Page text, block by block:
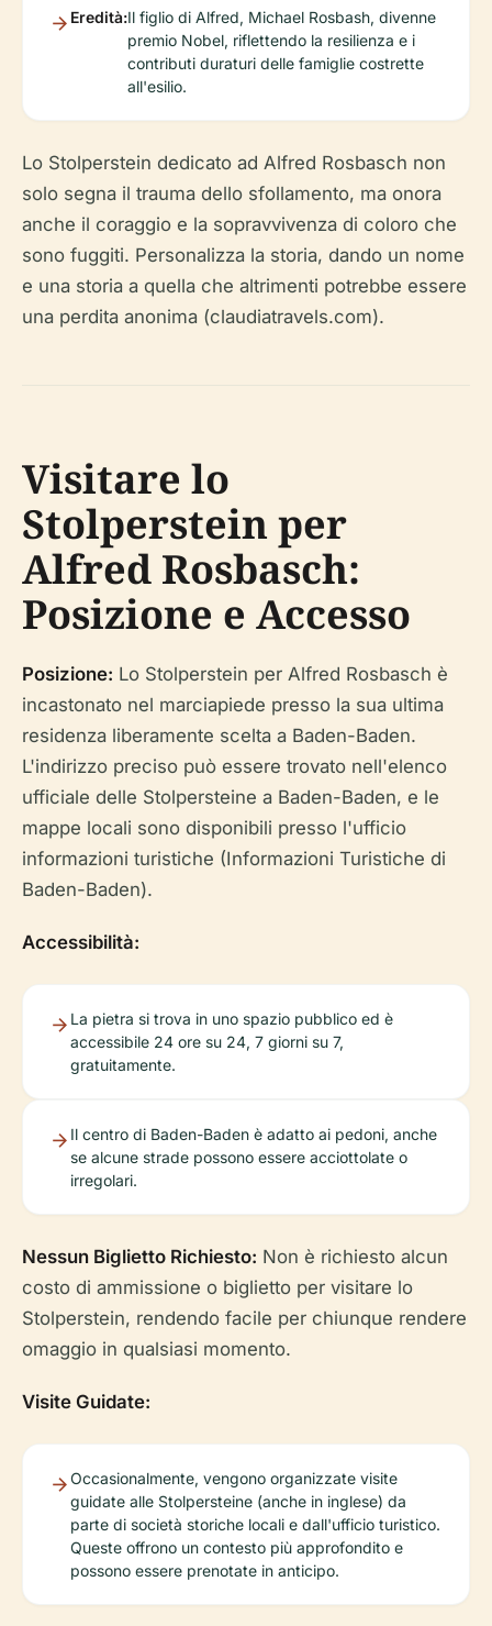
Eredità:Il figlio di Alfred, Michael Rosbash, divenne
premio Nobel, riflettendo la resilienza e i
contributi duraturi delle famiglie costrette
all'esilio.
Lo Stolperstein dedicato ad Alfred Rosbasch non
solo segna il trauma dello sfollamento, ma onora
anche il coraggio e la sopravvivenza di coloro che
sono fuggiti. Personalizza la storia, dando un nome
e una storia a quella che altrimenti potrebbe essere
una perdita anonima (claudiatravels.com).
Visitare lo
Stolperstein per
Alfred Rosbasch:
Posizione e Accesso
Posizione: Lo Stolperstein per Alfred Rosbasch è
incastonato nel marciapiede presso la sua ultima
residenza liberamente scelta a Baden-Baden.
L'indirizzo preciso può essere trovato nell'elenco
ufficiale delle Stolpersteine a Baden-Baden, e le
mappe locali sono disponibili presso l'ufficio
informazioni turistiche (Informazioni Turistiche di
Baden-Baden).
Accessibilità:
La pietra si trova in uno spazio pubblico ed è
accessibile 24 ore su 24, 7 giorni su 7,
gratuitamente.
Il centro di Baden-Baden è adatto ai pedoni, anche
se alcune strade possono essere acciottolate o
irregolari.
Nessun Biglietto Richiesto: Non è richiesto alcun
costo di ammissione o biglietto per visitare lo
Stolperstein, rendendo facile per chiunque rendere
omaggio in qualsiasi momento.
Visite Guidate:
Occasionalmente, vengono organizzate visite
guidate alle Stolpersteine (anche in inglese) da
parte di società storiche locali e dall'ufficio turistico.
Queste offrono un contesto più approfondito e
possono essere prenotate in anticipo.